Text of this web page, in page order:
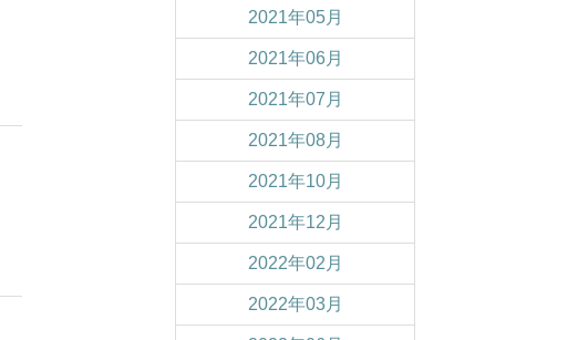
2021年05月
2021年06月
2021年07月
2021年08月
2021年10月
2021年12月
2022年02月
2022年03月